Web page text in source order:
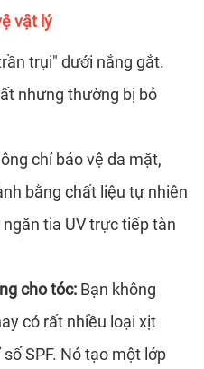
vật lý
trụi" dưới nắng gắt.
nhưng thường bị bỏ
chỉ bảo vệ da mặt,
bằng chất liệu tự nhiên
tia UV trực tiếp tàn
cho tóc: Bạn không
có rất nhiều loại xịt
SPF. Nó tạo một lớp